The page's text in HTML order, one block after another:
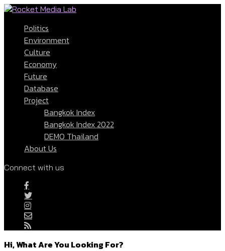
Politics
Environment
Culture
Economy
Future
Database
Project
Bangkok Index
Bangkok Index 2022
DEMO Thailand
About Us
Connect with us
Hi, What Are You Looking For?